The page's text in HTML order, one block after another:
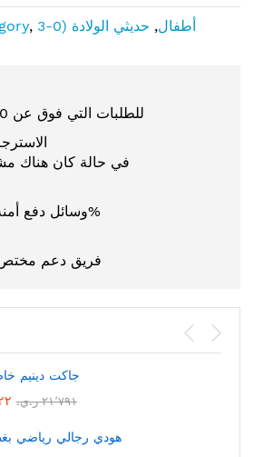
, أطفال,
حديثي الولادة (0-3
للطلبات التي فوق عن 50 ريال سعودي
الاسترجاع
في حالة كان هناك
وسائل دفع أمنه ومعتمدة 100%
فريق دعم مختص
جاكت دينيم
٢١٬٧٩١ ر.ي.‏
هودي رجالي رياضي